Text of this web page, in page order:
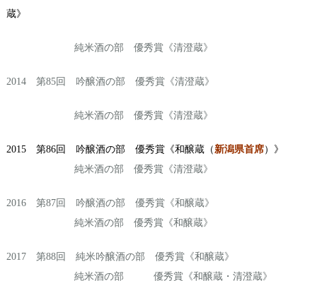
蔵》
純米酒の部 優秀賞《清澄蔵》
2014 第85回 吟醸酒の部 優秀賞《清澄蔵》
純米酒の部 優秀賞《清澄蔵》
2015 第86回 吟醸酒の部 優秀賞《和醸蔵（新潟県首席）》
純米酒の部 優秀賞《清澄蔵》
2016 第87回 吟醸酒の部 優秀賞《和醸蔵》
純米酒の部 優秀賞《和醸蔵》
2017 第88回 純米吟醸酒の部 優秀賞《和醸蔵》
純米酒の部 優秀賞《和醸蔵・清澄蔵》